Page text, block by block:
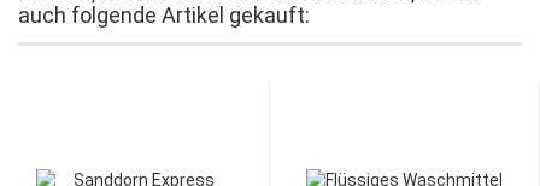
auch folgende Artikel gekauft: